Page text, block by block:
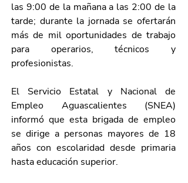
las 9:00 de la mañana a las 2:00 de la
tarde; durante la jornada se ofertarán
más de mil oportunidades de trabajo
para operarios, técnicos y
profesionistas.
El Servicio Estatal y Nacional de
Empleo Aguascalientes (SNEA)
informó que esta brigada de empleo
se dirige a personas mayores de 18
años con escolaridad desde primaria
hasta educación superior.